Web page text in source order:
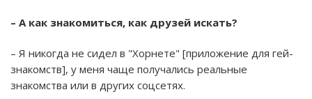
– А как знакомиться, как друзей искать?
– Я никогда не сидел в "Хорнете" [приложение для гей-
знакомств], у меня чаще получались реальные
знакомства или в других соцсетях.